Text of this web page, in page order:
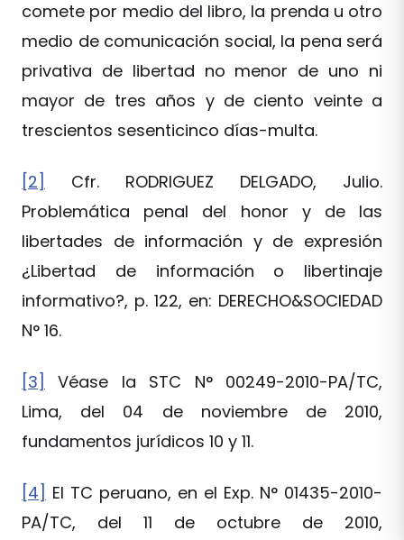
comete por medio del libro, la prenda u otro
medio de comunicación social, la pena será
privativa de libertad no menor de uno ni
mayor de tres años y de ciento veinte a
trescientos sesenticinco días-multa.
[2]
Cfr. RODRIGUEZ DELGADO, Julio.
Problemática penal del honor y de las
libertades de información y de expresión
¿Libertad de información o libertinaje
informativo?, p. 122, en: DERECHO&SOCIEDAD
N° 16.
[3]
Véase la STC N° 00249-2010-PA/TC,
Lima, del 04 de noviembre de 2010,
fundamentos jurídicos 10 y 11.
[4] El TC peruano, en el Exp. N° 01435-2010-
PA/TC, del 11 de octubre de 2010,